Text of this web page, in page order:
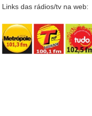
Links das rádios/tv na web: